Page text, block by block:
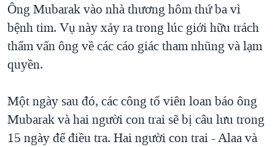
Ông Mubarak vào nhà thương hôm thứ ba vì
bệnh tim. Vụ này xảy ra trong lúc giới hữu trách
thẩm vấn ông về các cáo giác tham nhũng và lạm
quyền.
Một ngày sau đó, các công tố viên loan báo ông
Mubarak và hai người con trai sẽ bị câu lưu trong
15 ngày để điều tra. Hai người con trai - Alaa và